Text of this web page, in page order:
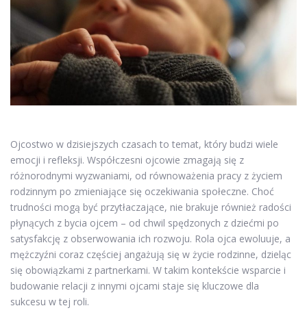
Ojcostwo w dzisiejszych czasach to temat, który budzi wiele
emocji i refleksji. Współczesni ojcowie zmagają się z
różnorodnymi wyzwaniami, od równoważenia pracy z życiem
rodzinnym po zmieniające się oczekiwania społeczne. Choć
trudności mogą być przytłaczające, nie brakuje również radości
płynących z bycia ojcem – od chwil spędzonych z dziećmi po
satysfakcję z obserwowania ich rozwoju. Rola ojca ewoluuje, a
mężczyźni coraz częściej angażują się w życie rodzinne, dzieląc
się obowiązkami z partnerkami. W takim kontekście wsparcie i
budowanie relacji z innymi ojcami staje się kluczowe dla
sukcesu w tej roli.